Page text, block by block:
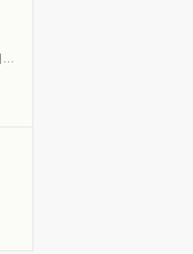
귀를 열고 마음을 내어주고